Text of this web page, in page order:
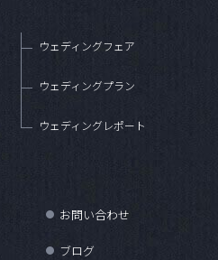
ウェディングフェア
ウェディングプラン
ウェディングレポート
● お問い合わせ
● ブログ